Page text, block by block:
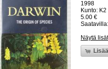
1998
Kunto:
5.00 €
Näytä